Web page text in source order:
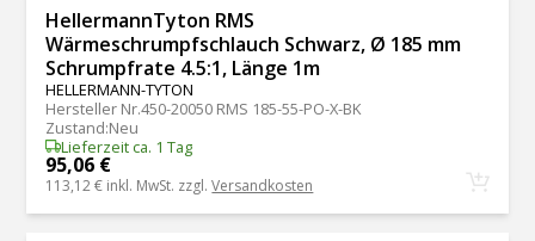
HellermannTyton RMS
Wärmeschrumpfschlauch Schwarz, Ø 185 mm
Schrumpfrate 4.5:1, Länge 1m
HELLERMANN-TYTON
Hersteller Nr.450-20050 RMS 185-55-PO-X-BK
Zustand:Neu
Lieferzeit ca. 1 Tag
95,06 €
113,12 € inkl. MwSt. zzgl.Versandkosten